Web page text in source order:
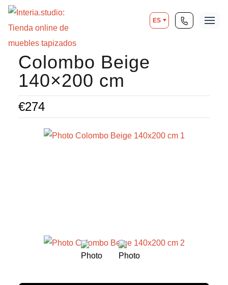
ES
Colombo Beige
140×200 cm
€274